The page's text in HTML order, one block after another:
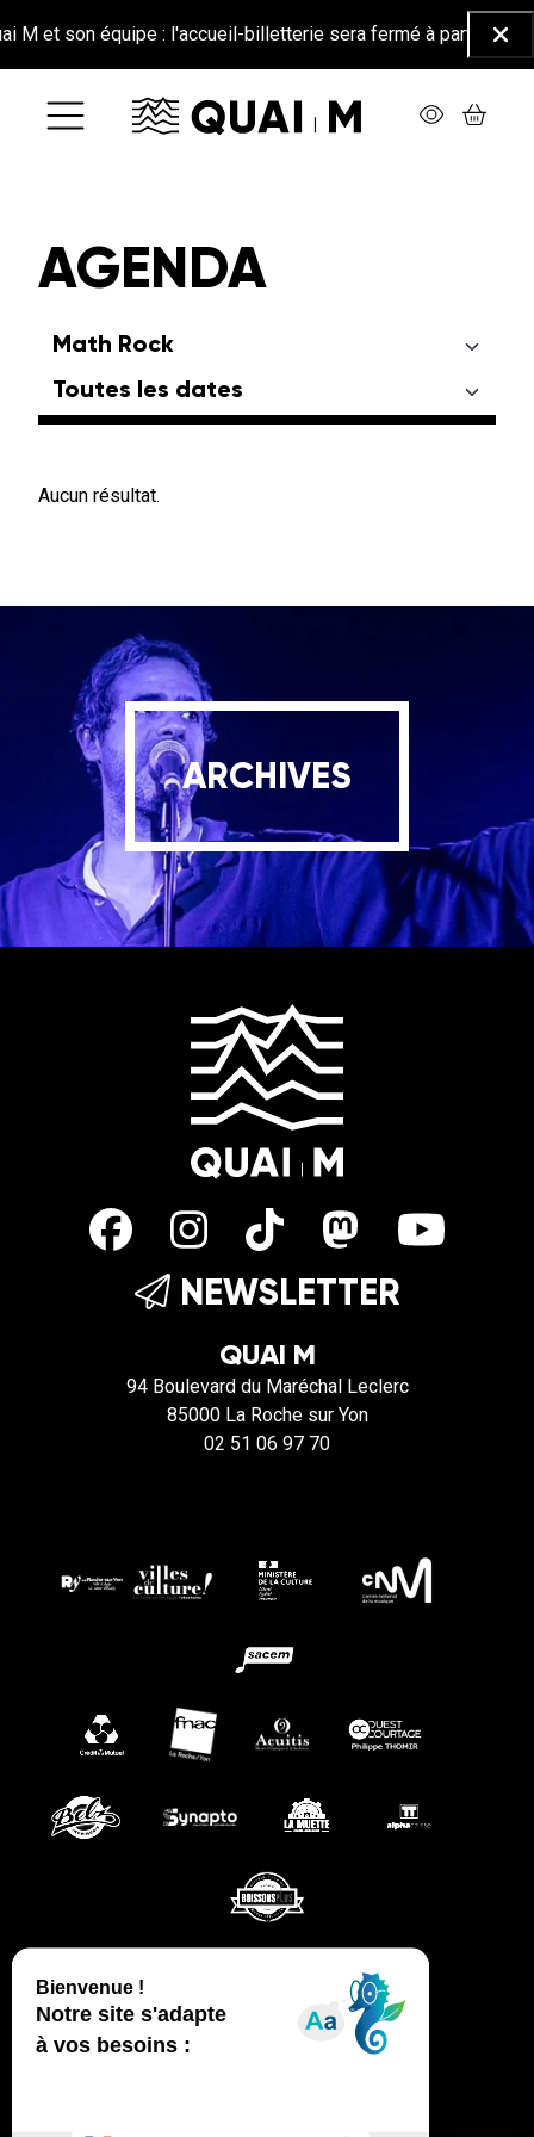
et son équipe : l'accueil-billetterie sera fermé à partir du 26
AGENDA
Aucun résultat.
ARCHIVES
NEWSLETTER
QUAI M
94 Boulevard du Maréchal Leclerc
85000 La Roche sur Yon
02 51 06 97 70